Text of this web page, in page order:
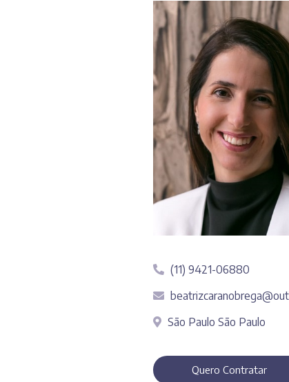
(11) 9421-06880
São Paulo São Paulo
Quero Contratar